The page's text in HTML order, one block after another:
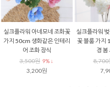
실크플라워 아네모네 조화꽃
가지 50cm 생화같은 인테리
어 조화 장식
3,500원 9% ↓
3,200원
실크플라워
꽃 블룸 가지
경 봄
8,700